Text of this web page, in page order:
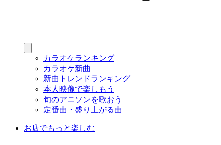
カラオケランキング
カラオケ新曲
新曲トレンドランキング
本人映像で楽しもう
旬のアニソンを歌おう
定番曲・盛り上がる曲
お店でもっと楽しむ